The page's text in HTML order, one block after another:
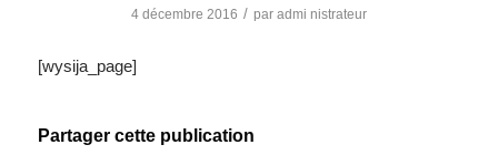
4 décembre 2016 / par admi nistrateur
[wysija_page]
Partager cette publication